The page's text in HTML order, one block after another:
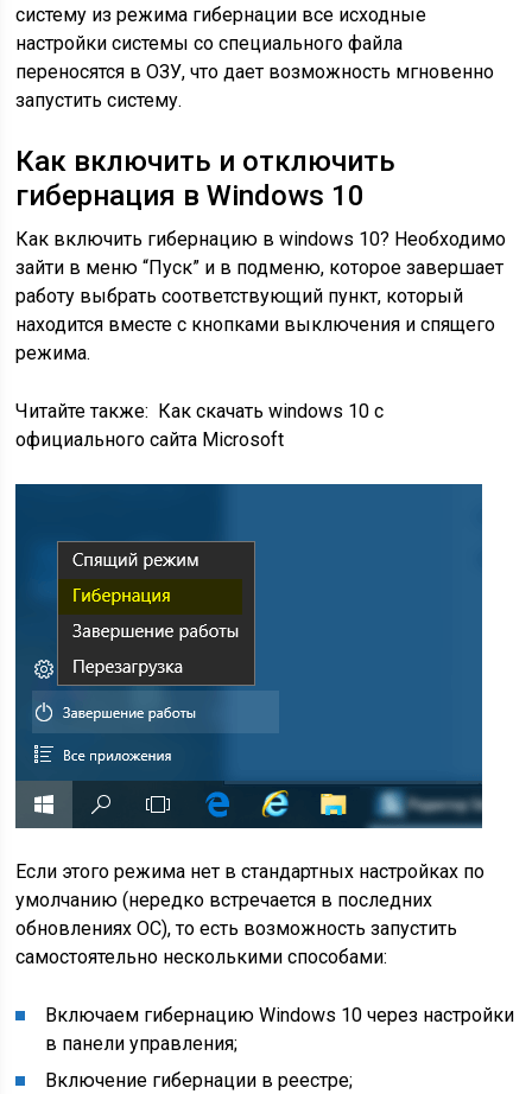
систему из режима гибернации все исходные
настройки системы со специального файла
переносятся в ОЗУ, что дает возможность мгновенно
запустить систему.
Как включить и отключить
гибернация в Windows 10
Как включить гибернацию в windows 10? Необходимо
зайти в меню “Пуск” и в подменю, которое завершает
работу выбрать соответствующий пункт, который
находится вместе с кнопками выключения и спящего
режима.
Читайте также:
Как скачать windows 10 с
официального сайта Microsoft
Если этого режима нет в стандартных настройках по
умолчанию (нередко встречается в последних
обновлениях ОС), то есть возможность запустить
самостоятельно несколькими способами:
Включаем гибернацию Windows 10 через настройки
в панели управления;
Включение гибернации в реестре;